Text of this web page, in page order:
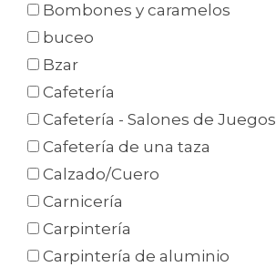
Bombones y caramelos
buceo
Bzar
Cafetería
Cafetería - Salones de Juegos
Cafetería de una taza
Calzado/Cuero
Carnicería
Carpintería
Carpintería de aluminio